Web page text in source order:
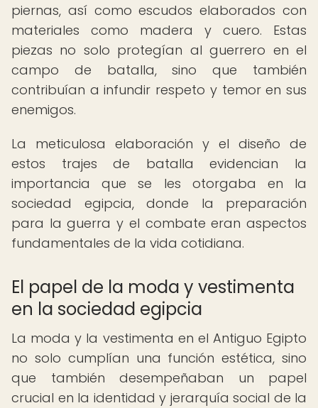
piernas, así como escudos elaborados con
materiales como madera y cuero. Estas
piezas no solo protegían al guerrero en el
campo de batalla, sino que también
contribuían a infundir respeto y temor en sus
enemigos.
La meticulosa elaboración y el diseño de
estos trajes de batalla evidencian la
importancia que se les otorgaba en la
sociedad egipcia, donde la preparación
para la guerra y el combate eran aspectos
fundamentales de la vida cotidiana.
El papel de la moda y vestimenta
en la sociedad egipcia
La moda y la vestimenta en el Antiguo Egipto
no solo cumplían una función estética, sino
que también desempeñaban un papel
crucial en la identidad y jerarquía social de la